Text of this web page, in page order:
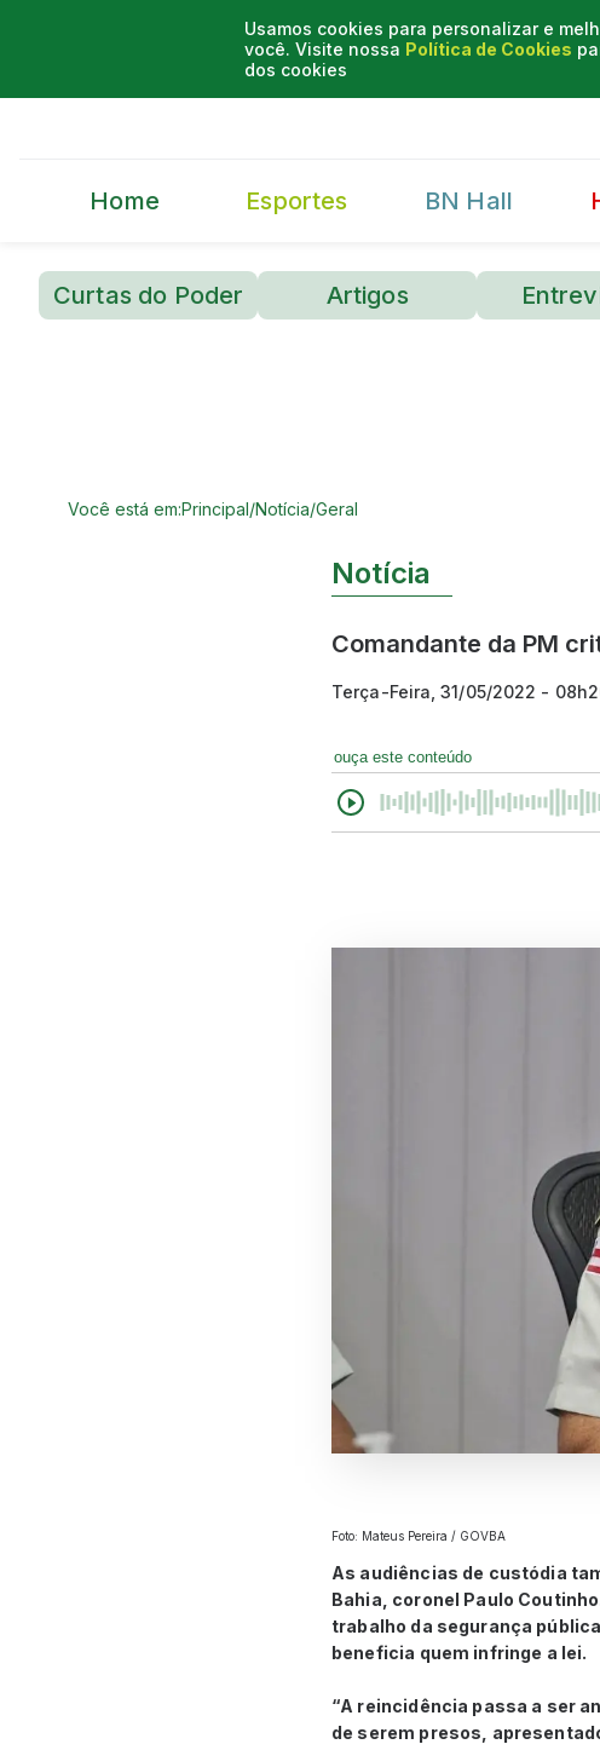
Usamos cookies para personalizar e
você. Visite nossa Política de Cookies
dos cookies
Home Esportes BN Hall
Curtas do Poder Artigos
Você está em:Principal/Notícia/Geral
Notícia
Comandante da PM
Terça-Feira, 31/05/2022 -
ouça este conteúdo
Foto: Mateus Pereira / GOVBA
As audiências de custódia
Bahia, coronel Paulo
trabalho da segurança
beneficia quem infringe a lei.
“A reincidência passa a ser
de serem presos,